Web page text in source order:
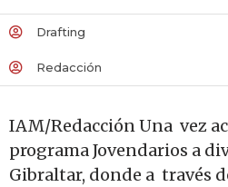
Drafting
Redacción
IAM/Redacción Una vez
programa Jovendarios a
Gibraltar, donde a través